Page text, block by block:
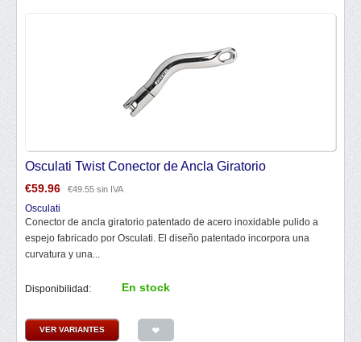
Osculati Twist Conector de Ancla Giratorio
€59.96 €49.55 sin IVA
Osculati
Conector de ancla giratorio patentado de acero inoxidable pulido a
espejo fabricado por Osculati. El diseño patentado incorpora una
curvatura y una...
Disponibilidad: En stock
VER VARIANTES